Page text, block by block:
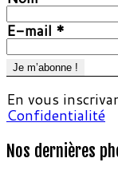
E-mail *
En vous
Confidentialité
Nos dernières